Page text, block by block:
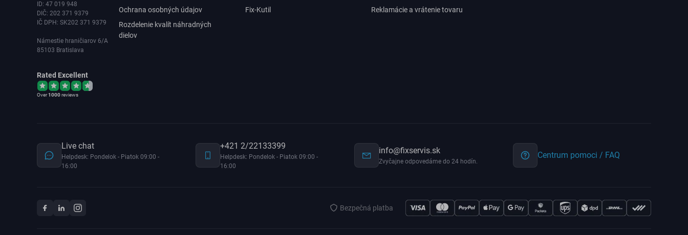
ID: 47 019 948
DIČ: 202 371 9379
IČ DPH: SK202 371 9379
Námestie hraničiarov 6/A
85103 Bratislava
Rated Excellent
Over1000reviews
Ochrana osobných údajov
Rozdelenie kvalít náhradných
dielov
Fix-Kutil
Reklamácie a vrátenie tovaru
Live chat
Helpdesk: Pondelok - Piatok 09:00 -
16:00
+421 2/22133399
Helpdesk: Pondelok - Piatok 09:00 -
16:00
info@fixservis.sk
Zvyčajne odpovedáme do 24 hodín.
Centrum pomoci / FAQ
Bezpečná platba